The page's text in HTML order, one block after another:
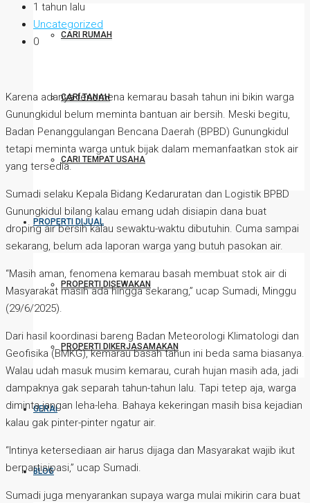
CARI RUMAH
CARI TANAH
CARI TEMPAT USAHA
PROPERTI DIJUAL
PROPERTI DISEWAKAN
PROPERTI DIKERJASAMAKAN
GERAI
BLOG
1 tahun lalu
Uncategorized
0
Karena adanya fenomena kemarau basah tahun ini bikin warga
Gunungkidul belum meminta bantuan air bersih. Meski begitu,
Badan Penanggulangan Bencana Daerah (BPBD) Gunungkidul
tetapi meminta warga untuk bijak dalam memanfaatkan stok air
yang tersedia.
Sumadi selaku Kepala Bidang Kedaruratan dan Logistik BPBD
Gunungkidul bilang kalau emang udah disiapin dana buat
droping air bersih kalau sewaktu-waktu dibutuhin. Cuma sampai
sekarang, belum ada laporan warga yang butuh pasokan air.
“Masih aman, fenomena kemarau basah membuat stok air di
Masyarakat masih ada hingga sekarang,” ucap Sumadi, Minggu
(29/6/2025).
Dari hasil koordinasi bareng Badan Meteorologi Klimatologi dan
Geofisika (BMKG), kemarau basah tahun ini beda sama biasanya.
Walau udah masuk musim kemarau, curah hujan masih ada, jadi
dampaknya gak separah tahun-tahun lalu. Tapi tetep aja, warga
diminta jangan leha-leha. Bahaya kekeringan masih bisa kejadian
kalau gak pinter-pinter ngatur air.
“Intinya ketersediaan air harus dijaga dan Masyarakat wajib ikut
berpartisipasi,” ucap Sumadi.
Sumadi juga menyarankan supaya warga mulai mikirin cara buat